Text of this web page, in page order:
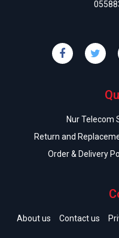
Nur Telecom
Return and
Order & Delivery
About us Contact us